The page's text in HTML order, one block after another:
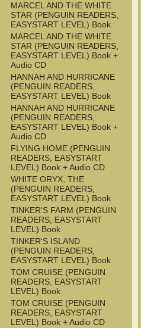
MARCEL AND THE WHITE
STAR (PENGUIN READERS,
EASYSTART LEVEL) Book
MARCEL AND THE WHITE
STAR (PENGUIN READERS,
EASYSTART LEVEL) Book +
Audio CD
HANNAH AND HURRICANE
(PENGUIN READERS,
EASYSTART LEVEL) Book
HANNAH AND HURRICANE
(PENGUIN READERS,
EASYSTART LEVEL) Book +
Audio CD
FLYING HOME (PENGUIN
READERS, EASYSTART
LEVEL) Book + Audio CD
WHITE ORYX, THE
(PENGUIN READERS,
EASYSTART LEVEL) Book
TINKER'S FARM (PENGUIN
READERS, EASYSTART
LEVEL) Book
TINKER'S ISLAND
(PENGUIN READERS,
EASYSTART LEVEL) Book
TOM CRUISE (PENGUIN
READERS, EASYSTART
LEVEL) Book
TOM CRUISE (PENGUIN
READERS, EASYSTART
LEVEL) Book + Audio CD